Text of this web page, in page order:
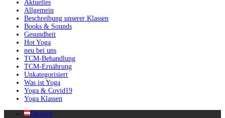
Aktuelles
Allgemein
Beschreibung unserer Klassen
Books & Sounds
Gesundheit
Hot Yoga
neu bei uns
TCM-Behandlung
TCM-Ernährung
Unkategorisiert
Was ist Yoga
Yoga & Covid19
Yoga Klassen
Deutsch